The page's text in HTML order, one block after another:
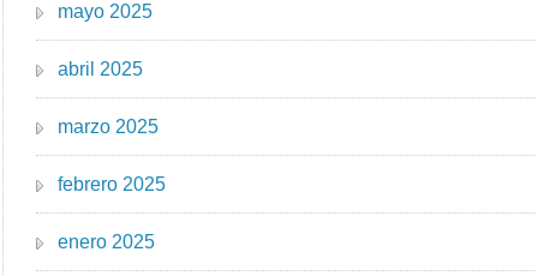
mayo 2025
abril 2025
marzo 2025
febrero 2025
enero 2025